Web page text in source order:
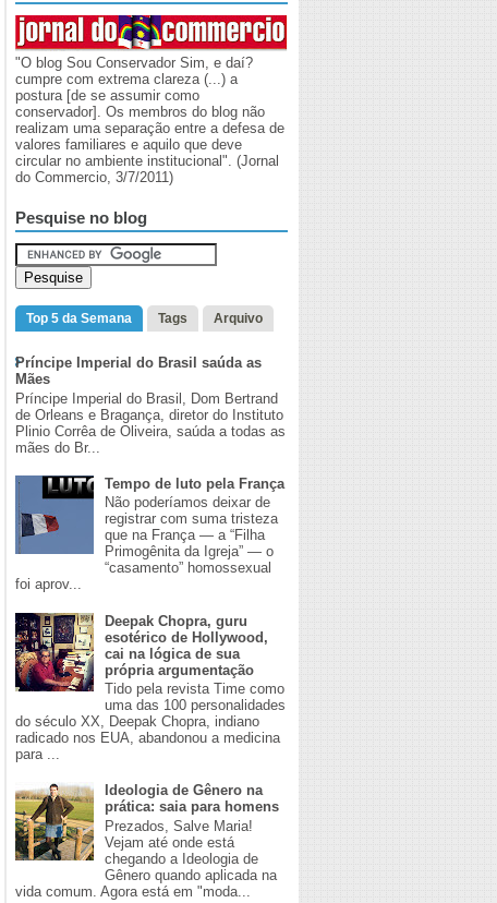
"O blog Sou Conservador Sim, e daí?
cumpre com extrema clareza (...) a
postura [de se assumir como
conservador]. Os membros do blog não
realizam uma separação entre a defesa de
valores familiares e aquilo que deve
circular no ambiente institucional". (Jornal
do Commercio, 3/7/2011)
Pesquise no blog
Top 5 da Semana Tags Arquivo
Príncipe Imperial do Brasil saúda as
Mães
Príncipe Imperial do Brasil, Dom Bertrand
de Orleans e Bragança, diretor do Instituto
Plinio Corrêa de Oliveira, saúda a todas as
mães do Br...
Tempo de luto pela França
Não poderíamos deixar de
registrar com suma tristeza
que na França — a “Filha
Primogênita da Igreja” — o
“casamento” homossexual
foi aprov...
Deepak Chopra, guru
esotérico de Hollywood,
cai na lógica de sua
própria argumentação
Tido pela revista Time como
uma das 100 personalidades
do século XX, Deepak Chopra, indiano
radicado nos EUA, abandonou a medicina
para ...
Ideologia de Gênero na
prática: saia para homens
​Prezados, Salve Maria!
Vejam até onde está
chegando a Ideologia de
Gênero quando aplicada na
vida comum. Agora está em "moda...